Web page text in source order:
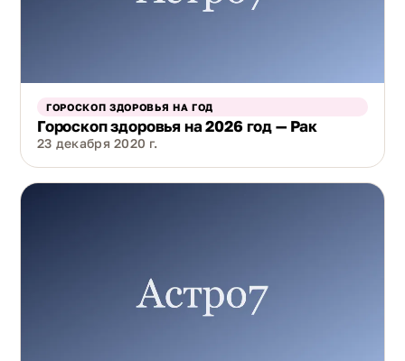
ГОРОСКОП ЗДОРОВЬЯ НА ГОД
Гороскоп здоровья на 2026 год — Рак
23 декабря 2020 г.